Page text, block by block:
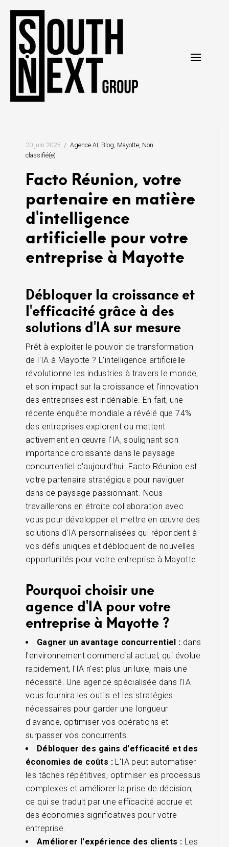
content
20 juin 2025 Agence AI Blog Mayotte Non
classifié(e)
Facto Réunion, votre
partenaire en matière
d'intelligence
artificielle pour votre
entreprise à Mayotte
Débloquer la croissance et
l'efficacité grâce à des
solutions d'IA sur mesure
Prêt à exploiter le pouvoir de transformation
de l'IA à Mayotte ? L'intelligence artificielle
révolutionne les industries à travers le monde,
et son impact sur la croissance et l'innovation
des entreprises est indéniable. En fait, une
récente enquête mondiale a révélé que 74%
des entreprises explorent ou mettent
activement en œuvre l'IA, soulignant son
importance croissante dans le paysage
concurrentiel d'aujourd'hui. Facto Réunion est
votre partenaire stratégique pour naviguer
dans ce paysage passionnant. Nous
travaillerons en étroite collaboration avec
vous pour développer et mettre en œuvre des
solutions d'IA personnalisées qui répondent à
vos défis uniques et débloquent de nouvelles
opportunités pour votre entreprise à Mayotte.
Pourquoi choisir une
agence d'IA pour votre
entreprise à Mayotte ?
Gagner un avantage concurrentiel : dans
l'environnement commercial actuel, qui évolue
rapidement, l'IA n'est plus un luxe, mais une
nécessité. Une agence spécialisée dans l'IA
vous fournira les outils et les stratégies
nécessaires pour garder une longueur
d'avance, optimiser vos opérations et
surpasser vos concurrents.
Débloquer des gains d'efficacité et des
économies de coûts : L'IA peut automatiser
les tâches répétitives, optimiser les processus
complexes et améliorer la prise de décision,
ce qui se traduit par une efficacité accrue et
des économies significatives pour votre
entreprise.
Améliorer l'expérience des clients : Les